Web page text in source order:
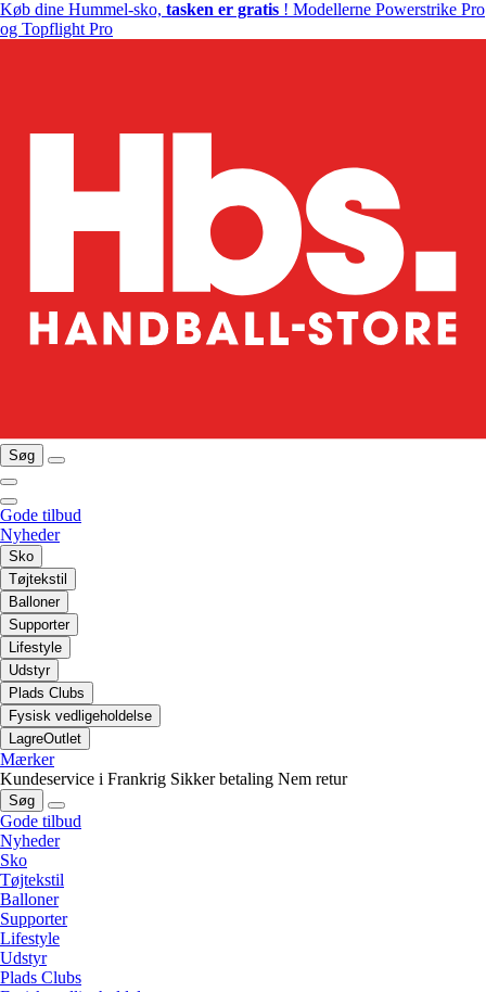
Køb dine Hummel-sko, tasken er gratis ! Modellerne Powerstrike Pro
og Topflight Pro
Søg
Gode tilbud
Nyheder
Sko
Tøjtekstil
Balloner
Supporter
Lifestyle
Udstyr
Plads Clubs
Fysisk vedligeholdelse
LagreOutlet
Mærker
Kundeservice i Frankrig Sikker betaling Nem retur
Søg
Gode tilbud
Nyheder
Sko
Tøjtekstil
Balloner
Supporter
Lifestyle
Udstyr
Plads Clubs